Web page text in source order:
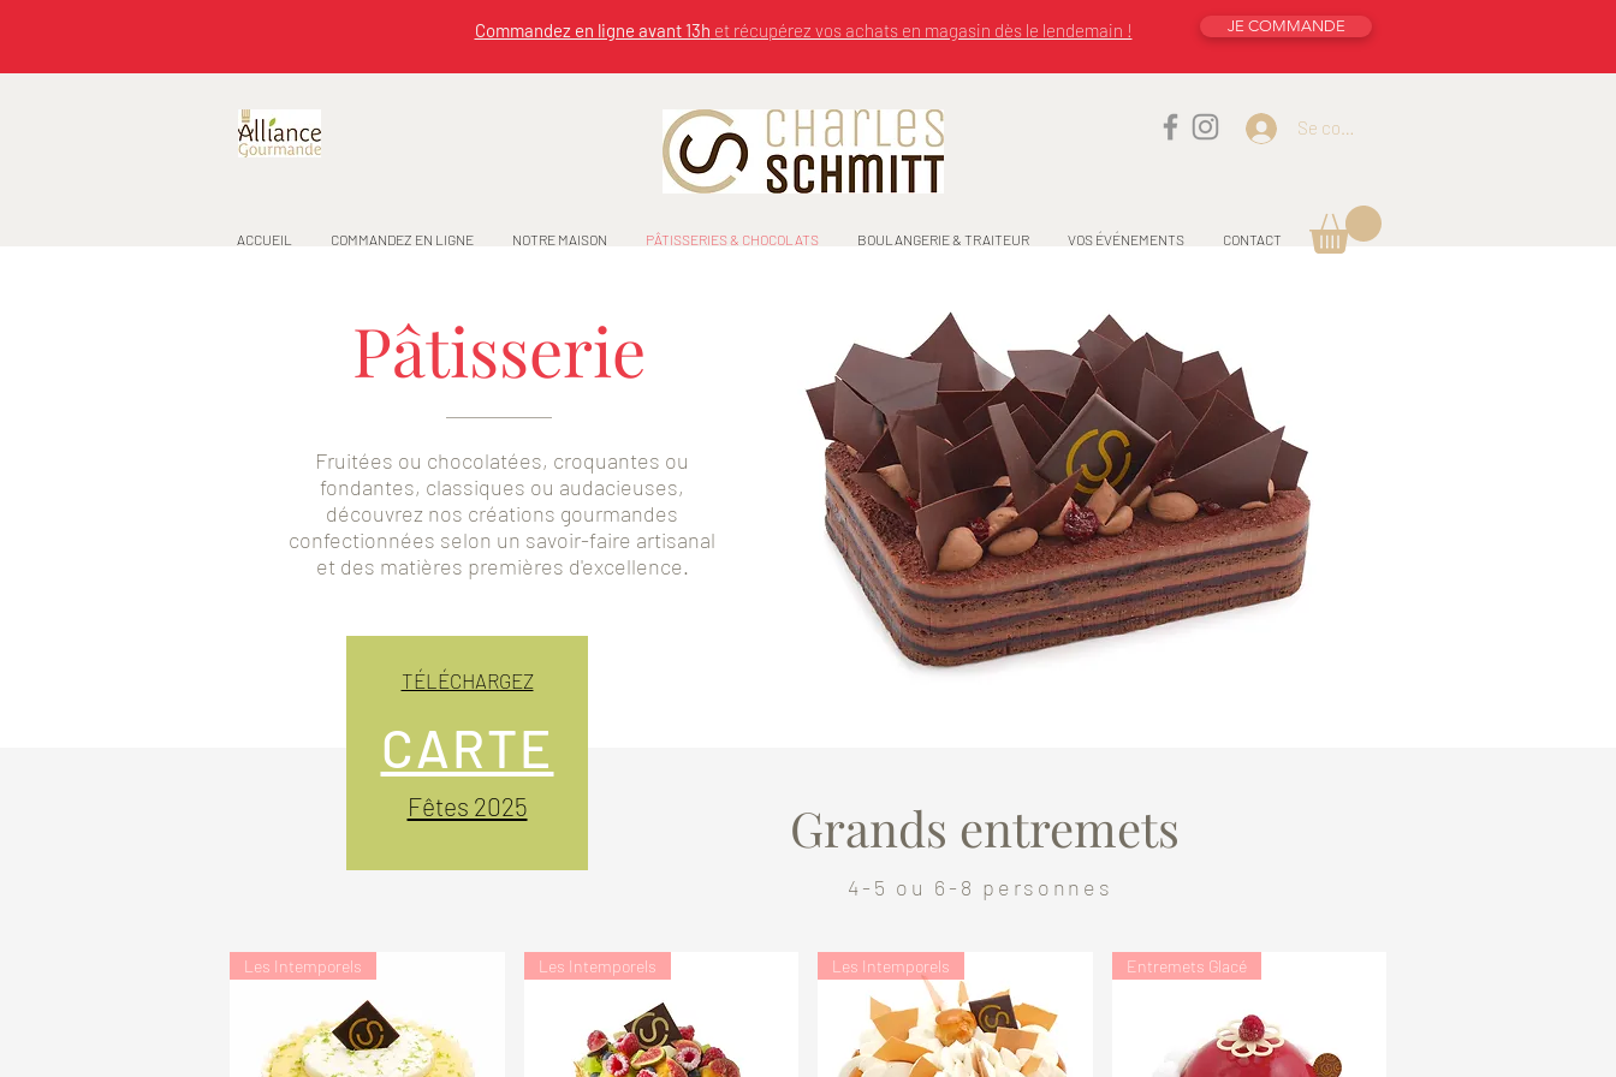
Commandez en ligne avant 13h et récupérez vos achats en magasin dès le lendemain ! JE COMMANDE
Se connecter
ACCUEIL COMMANDEZ EN LIGNE NOTRE MAISON PÂTISSERIES & CHOCOLATS BOULANGERIE & TRAITEUR VOS ÉVÉNEMENTS CONTACT
Pâtisserie
Fruitées ou chocolatées, croquantes ou
fondantes, classiques ou audacieuses,
découvrez nos créations gourmandes
confectionnées selon un savoir-faire artisanal
et des matières premières d'excellence.
Grands entremets
4-5 ou 6-8 personnes
Les Intemporels Les Intemporels Les Intemporels Entremets Glacé
CARTE
TÉLÉCHARGEZ
Fêtes 2025